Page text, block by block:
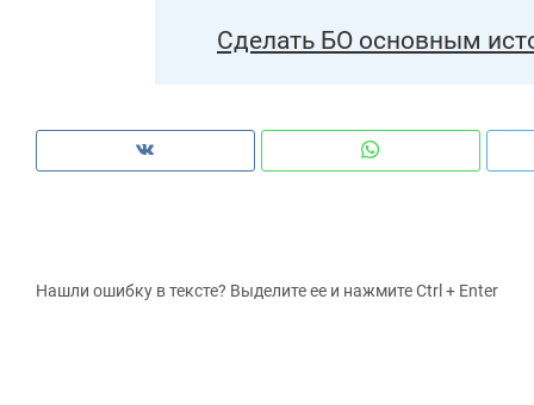
Сделать БО основным
Нашли ошибку в тексте? Выделите ее и нажмите Ctrl + Enter